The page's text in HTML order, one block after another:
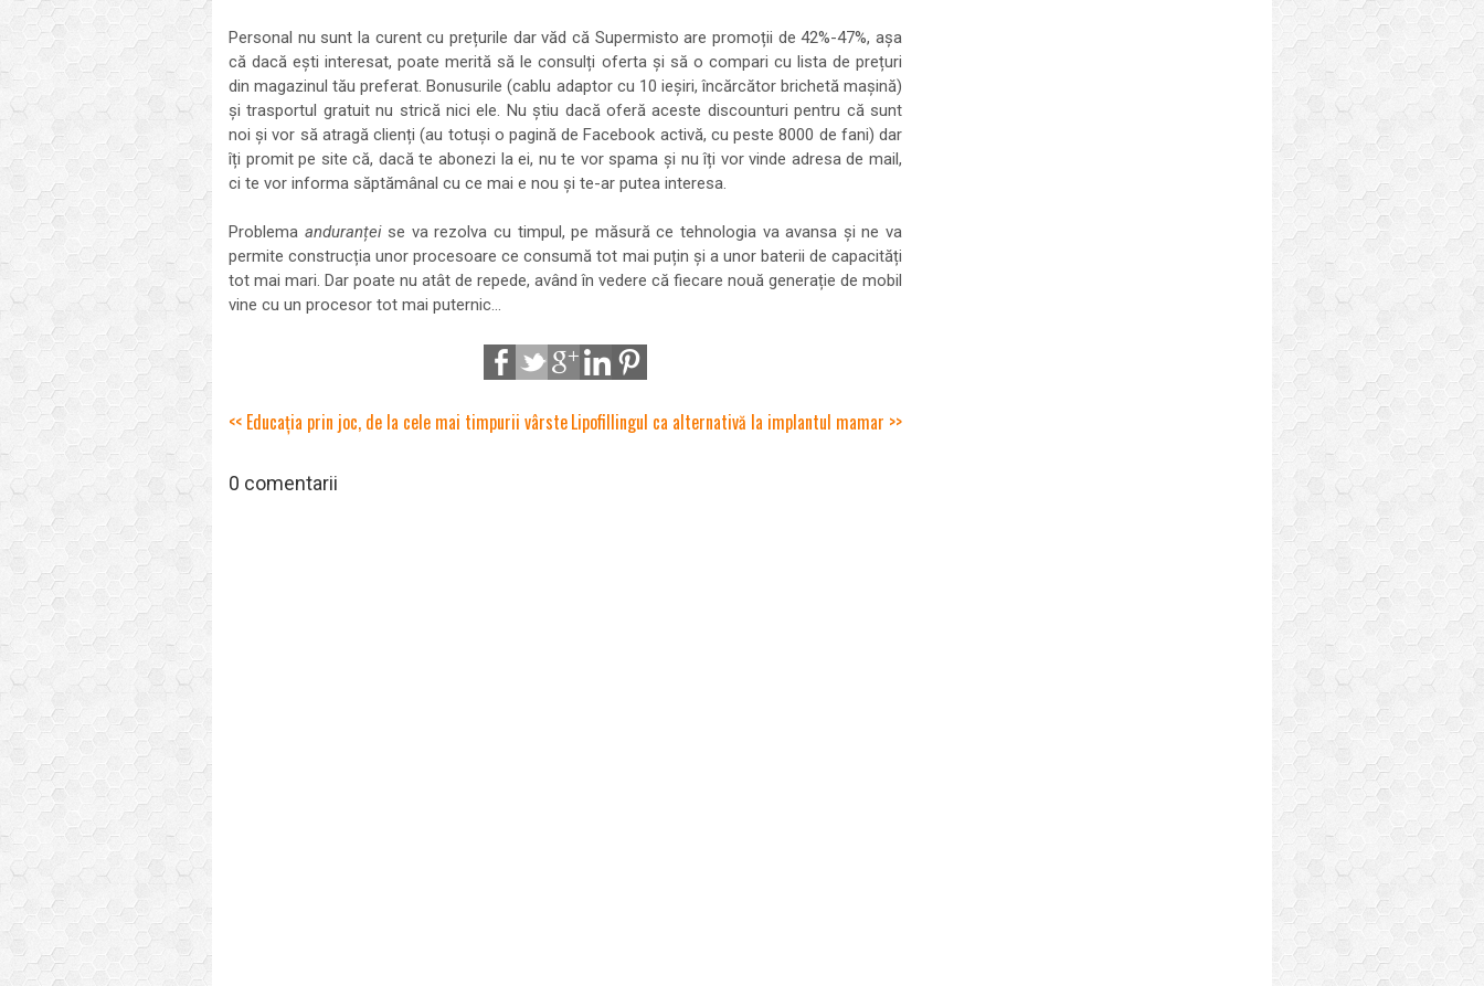
Personal nu sunt la curent cu prețurile dar văd că Supermisto are promoții de 42%-47%, așa
că dacă ești interesat, poate merită să le consulți oferta și să o compari cu lista de prețuri
din magazinul tău preferat. Bonusurile (cablu adaptor cu 10 ieșiri, încărcător brichetă mașină)
și trasportul gratuit nu strică nici ele. Nu știu dacă oferă aceste discounturi pentru că sunt
noi și vor să atragă clienți (au totuși o pagină de Facebook activă, cu peste 8000 de fani) dar
îți promit pe site că, dacă te abonezi la ei, nu te vor spama și nu îți vor vinde adresa de mail,
ci te vor informa săptămânal cu ce mai e nou și te-ar putea interesa.
Problema anduranțeise va rezolva cu timpul, pe măsură ce tehnologia va avansa și ne va
permite construcția unor procesoare ce consumă tot mai puțin și a unor baterii de capacități
tot mai mari. Dar poate nu atât de repede, având în vedere că fiecare nouă generație de mobil
vine cu un procesor tot mai puternic...
<< Educația prin joc, de la cele mai timpurii vârsteLipofillingul ca alternativă la implantul mamar >>
0 comentarii